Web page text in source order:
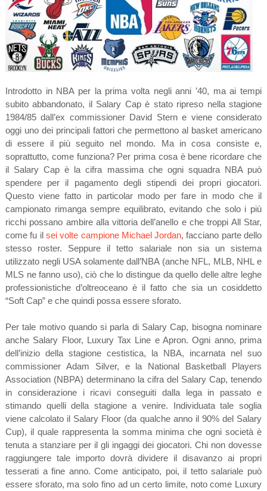
Introdotto in NBA per la prima volta negli anni ’40, ma ai tempi
subito abbandonato, il Salary Cap è stato ripreso nella stagione
1984/85 dall’ex commissioner David Stern e viene considerato
oggi uno dei principali fattori che permettono al basket americano
di essere il più seguito nel mondo. Ma in cosa consiste e,
soprattutto, come funziona? Per prima cosa è bene ricordare che
il Salary Cap è la cifra massima che ogni squadra NBA può
spendere per il pagamento degli stipendi dei propri giocatori.
Questo viene fatto in particolar modo per fare in modo che il
campionato rimanga sempre equilibrato, evitando che solo i più
ricchi possano ambire alla vittoria dell’anello e che troppi All Star,
come fu il sei volte campione Michael Jordan, facciano parte dello
stesso roster. Seppure il tetto salariale non sia un sistema
utilizzato negli USA solamente dall’NBA (anche NFL, MLB, NHL e
MLS ne fanno uso), ciò che lo distingue da quello delle altre leghe
professionistiche d’oltreoceano è il fatto che sia un cosiddetto
“Soft Cap” e che quindi possa essere sforato.
Per tale motivo quando si parla di Salary Cap, bisogna nominare
anche Salary Floor, Luxury Tax Line e Apron. Ogni anno, prima
dell’inizio della stagione cestistica, la NBA, incarnata nel suo
commissioner Adam Silver, e la National Basketball Players
Association (NBPA) determinano la cifra del Salary Cap, tenendo
in considerazione i ricavi conseguiti dalla lega in passato e
stimando quelli della stagione a venire. Individuata tale soglia
viene calcolato il Salary Floor (da qualche anno il 90% del Salary
Cup), il quale rappresenta la somma minima che ogni società è
tenuta a stanziare per il gli ingaggi dei giocatori. Chi non dovesse
raggiungere tale importo dovrà dividere il disavanzo ai propri
tesserati a fine anno. Come anticipato, poi, il tetto salariale può
essere sforato, ma solo fino ad un certo limite, noto come Luxury